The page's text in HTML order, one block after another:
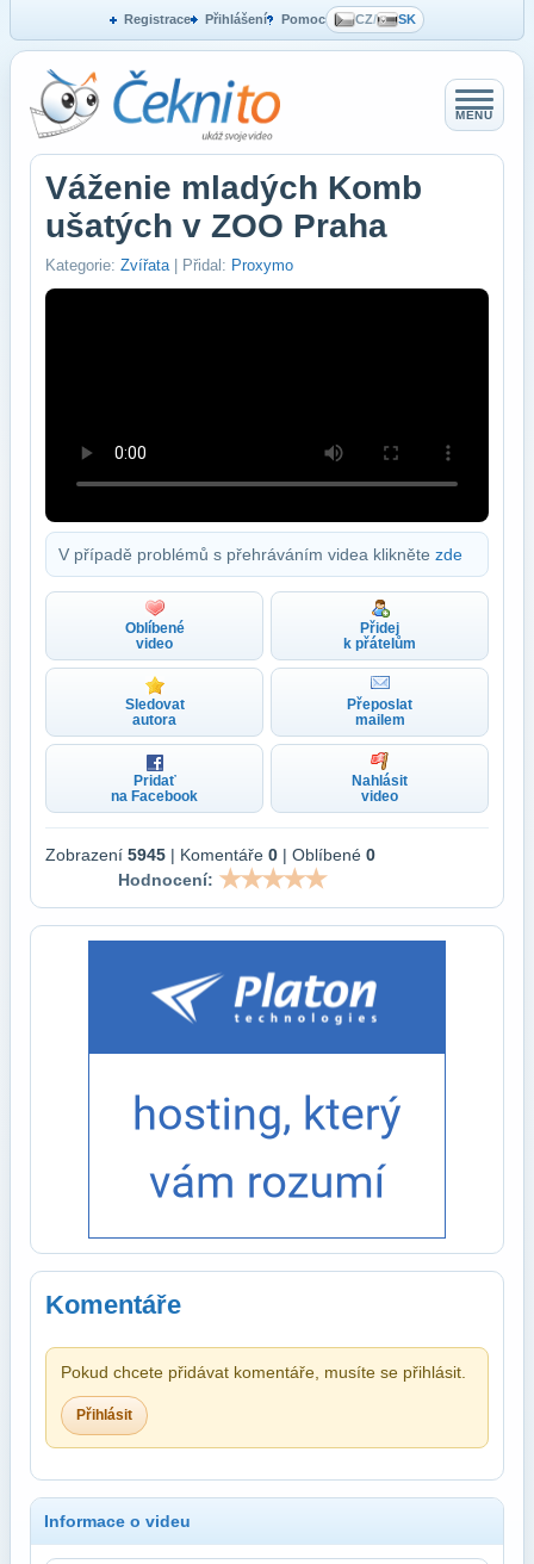
Registrace Přihlášení Pomoc CZ/ SK
MENU
Váženie mladých Komb
ušatých v ZOO Praha
Kategorie: Zvířata | Přidal: Proxymo
V případě problémů s přehráváním videa klikněte zde
Oblíbené
video
Přidej
k přátelům
Sledovat
autora
Přeposlat
mailem
Pridať
na Facebook
Nahlásit
video
Zobrazení 5945 | Komentáře 0 | Oblíbené 0
Hodnocení:
Komentáře
Pokud chcete přidávat komentáře, musíte se přihlásit.
Přihlásit
Informace o videu